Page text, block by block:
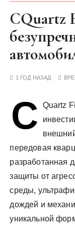
CQuartz
1 ГОД НАЗАД
C
Quartz
передовая
разработанная
защиты от
среды,
дождей и
уникальной